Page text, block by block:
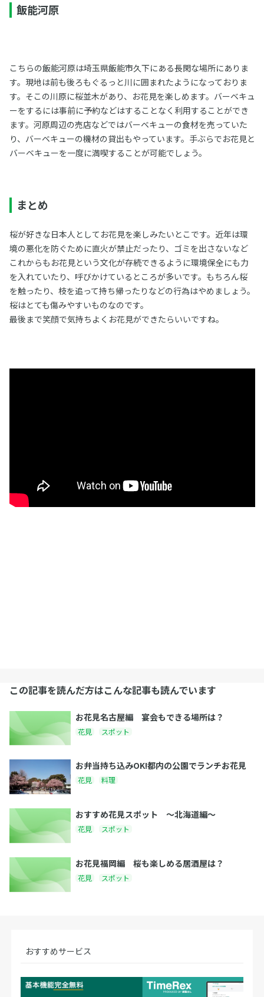
飯能河原
こちらの飯能河原は埼玉県飯能市久下にある長閑な場所にありま
す。現地は前も後ろもぐるっと川に囲まれたようになっておりま
す。そこの川原に桜並木があり、お花見を楽しめます。バーベキュ
ーをするには事前に予約などはすることなく利用することができ
ます。河原周辺の売店などではバーベキューの食材を売っていた
り、バーベキューの機材の貸出もやっています。手ぶらでお花見と
バーベキューを一度に満喫することが可能でしょう。
まとめ
桜が好きな日本人としてお花見を楽しみたいとこです。近年は環
境の悪化を防ぐために直火が禁止だったり、ゴミを出さないなど
これからもお花見という文化が存続できるように環境保全にも力
を入れていたり、呼びかけているところが多いです。もちろん桜
を触ったり、枝を追って持ち帰ったりなどの行為はやめましょう。
桜はとても傷みやすいものなのです。
最後まで笑顔で気持ちよくお花見ができたらいいですね。
この記事を読んだ方はこんな記事も読んでいます
お花見名古屋編 宴会もできる場所は？
花見 スポット
お弁当持ち込みOK!都内の公園でランチお花見
花見 料理
おすすめ花見スポット 〜北海道編〜
花見 スポット
お花見福岡編 桜も楽しめる居酒屋は？
花見 スポット
おすすめサービス